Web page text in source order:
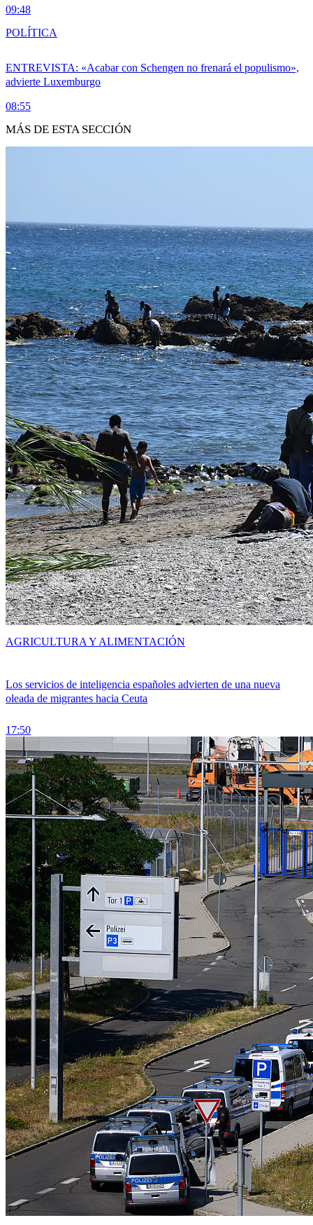
09:48
ENTREVISTA: «Acabar con Schengen no frenará el populismo»,
advierte Luxemburgo
08:55
POLÍTICA
MÁS DE ESTA SECCIÓN
Los servicios de inteligencia españoles advierten de una nueva
oleada de migrantes hacia Ceuta
17:50
AGRICULTURA Y ALIMENTACIÓN